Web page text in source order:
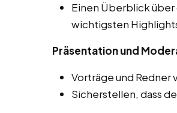
Einen Überblick
wichtigsten
Präsentation und
Vorträge und Redner
Sicherstellen, dass